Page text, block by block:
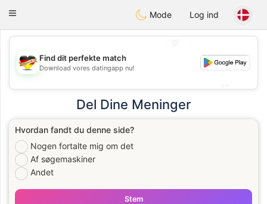
DeutschDating
Toggle
Mode Log ind
💖
💕
Find dit perfekte match
Download vores datingapp nu!
Del Dine Meninger
Hvordan fandt du denne side?
Nogen fortalte mig om det
Af søgemaskiner
Andet
Stem